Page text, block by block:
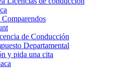
de Conducción
Departamental
y pida una cita